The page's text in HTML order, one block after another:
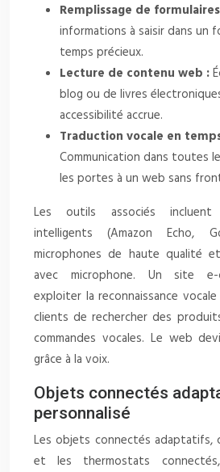
Remplissage de
informations à saisir dans un
temps précieux.
Lecture de contenu web :
blog ou de livres
accessibilité accrue.
Traduction vocale en
Communication dans toutes
les portes à un web sans
Les outils associés incluent
intelligents (Amazon Echo,
microphones de haute qualité
avec microphone. Un site e-
exploiter la reconnaissance
clients de rechercher des
commandes vocales. Le web
grâce à la voix.
Objets connectés
personnalisé
Les objets connectés adaptatifs,
et les thermostats